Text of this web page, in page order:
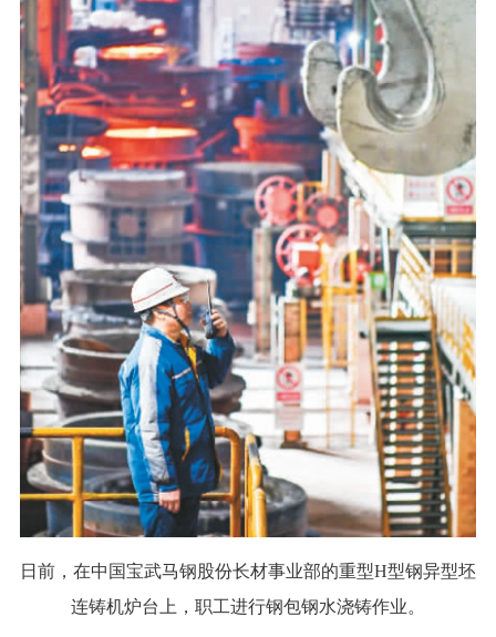
日前，在中国宝武马钢股份长材事业部的重型H型钢异型坯
连铸机炉台上，职工进行钢包钢水浇铸作业。